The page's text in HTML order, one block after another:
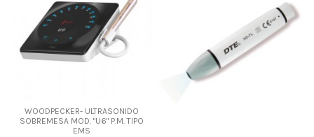
WOODPECKER- ULTRASONIDO
SOBREMESA MOD. "U6" P.M. TIPO
EMS